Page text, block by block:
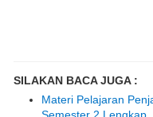
SILAKAN BACA JUGA :
Materi Pelajaran
Semester 2 Lengkap